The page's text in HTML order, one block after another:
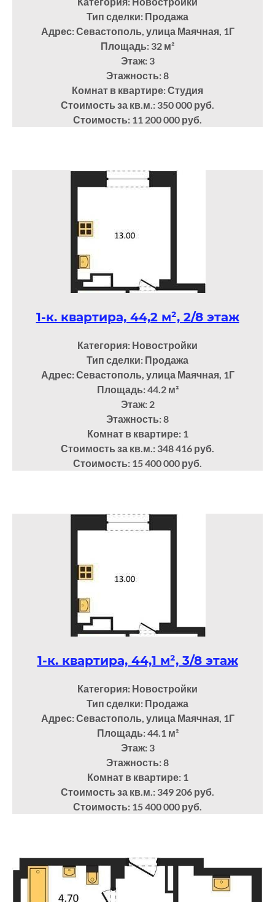
Тип сделки: Продажа
Адрес: Севастополь, улица Маячная, 1Г
Площадь: 32 м²
Этаж: 3
Этажность: 8
Комнат в квартире: Студия
Стоимость за кв.м.: 350 000 руб.
Стоимость: 11 200 000 руб.
1-к. квартира, 44,2 м², 2/8 этаж
Категория: Новостройки
Тип сделки: Продажа
Адрес: Севастополь, улица Маячная, 1Г
Площадь: 44.2м²
Этаж: 2
Этажность: 8
Комнат в квартире: 1
Стоимость за кв.м.: 348 416 руб.
Стоимость: 15 400 000 руб.
1-к. квартира, 44,1 м², 3/8 этаж
Категория: Новостройки
Тип сделки: Продажа
Адрес: Севастополь, улица Маячная, 1Г
Площадь: 44.1м²
Этаж: 3
Этажность: 8
Комнат в квартире: 1
Стоимость за кв.м.: 349 206 руб.
Стоимость: 15 400 000 руб.